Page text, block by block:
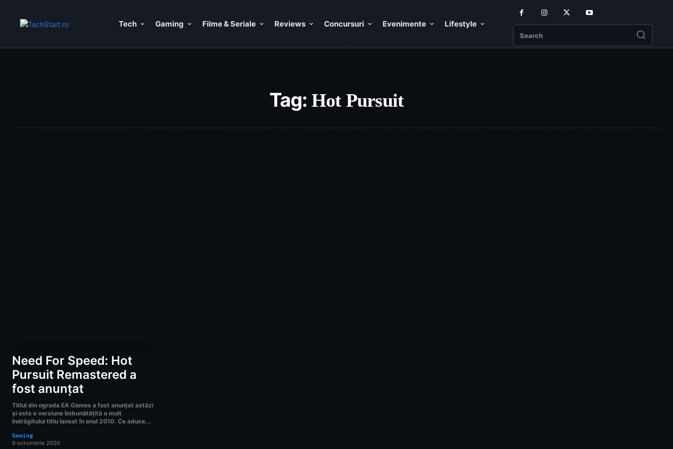
Tech Gaming Filme & Seriale Reviews Concursuri Evenimente Lifestyle
Search
Tag: Hot Pursuit
Need For Speed: Hot
Pursuit Remastered a
fost anunțat
Titlul din ograda EA Games a fost anunțat astăzi
și este o versiune îmbunătățită a mult
îndrăgitului titlu lansat în anul 2010. Ce aduce...
Gaming
6 octombrie 2020